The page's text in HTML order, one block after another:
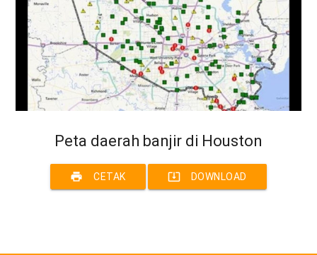
Peta daerah banjir di Houston
print CETAK system_update_alt DOWNLOAD